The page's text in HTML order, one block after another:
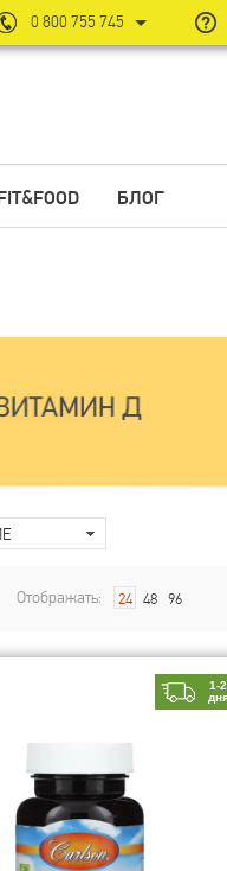
БЛОГ
Отображать: 24 48 96
1-2
0 800 755 745